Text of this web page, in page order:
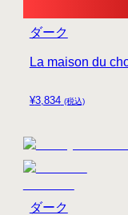
¥3,834 (税込)
La maison du
ダーク
ダーク